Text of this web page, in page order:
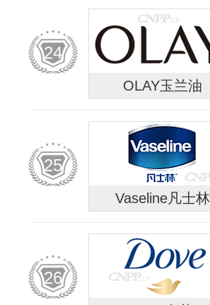
24
OLAY玉兰油
25
Vaseline凡士林
26